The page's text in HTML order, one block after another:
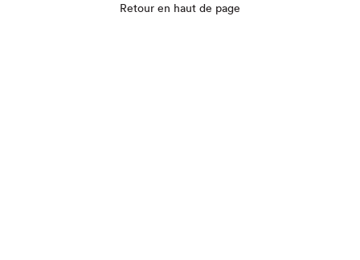
Retour en haut de page